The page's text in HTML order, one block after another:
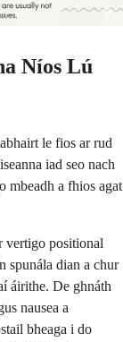
Níos Lú
le fios ar rud
iad seo nach
mbeadh a fhios agat
vertigo positional
spunála dian a chur
áirithe. De ghnáth
nausea a
bheaga i do